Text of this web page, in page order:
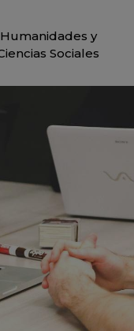
Humanidades y
Sociales